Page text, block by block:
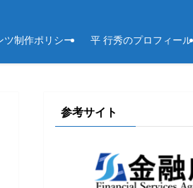
ツ制作ポリシー 平 行秀のプロフィール
参考サイト